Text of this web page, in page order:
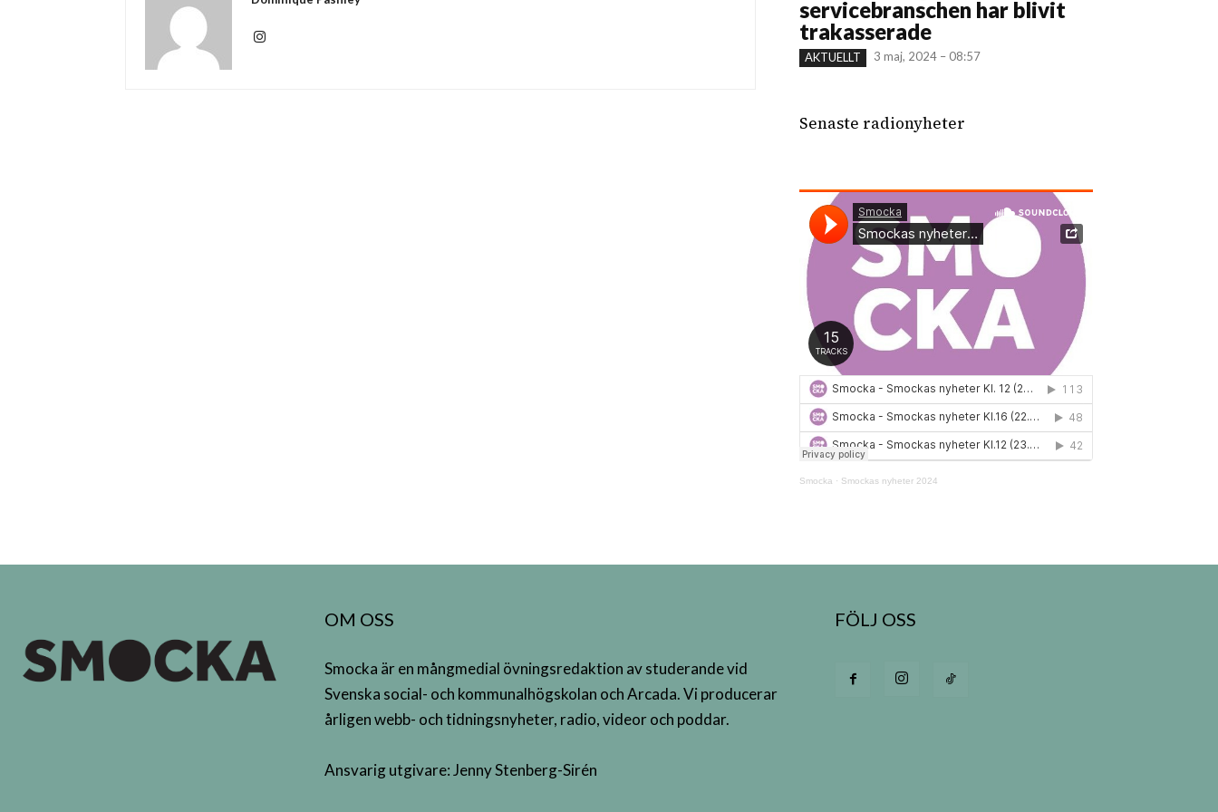
servicebranschen har blivit
trakasserade
AKTUELLT 3 maj, 2024 – 08:57
Senaste radionyheter
Smocka · Smockas nyheter 2024
OM OSS
Smocka är en mångmedial övningsredaktion av studerande vid
Svenska social- och kommunalhögskolan och Arcada. Vi producerar
årligen webb- och tidningsnyheter, radio, videor och poddar.
Ansvarig utgivare: Jenny Stenberg-Sirén
FÖLJ OSS